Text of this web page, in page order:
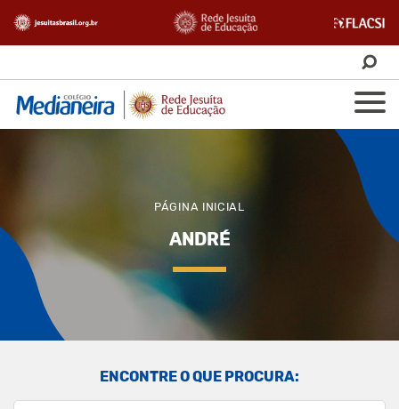
PÁGINA INICIAL
ANDRÉ
ENCONTRE O QUE PROCURA: